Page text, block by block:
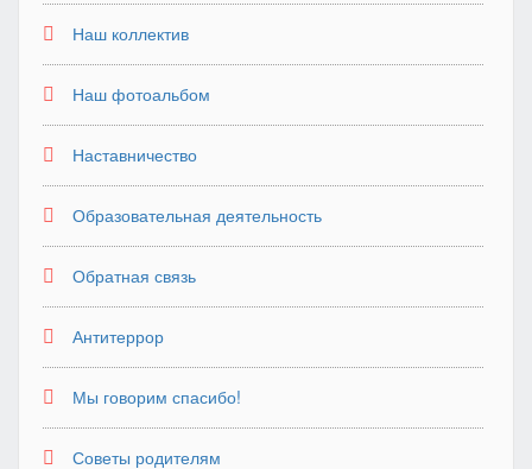
Наш коллектив
Наш фотоальбом
Наставничество
Образовательная деятельность
Обратная связь
Антитеррор
Мы говорим спасибо!
Советы родителям